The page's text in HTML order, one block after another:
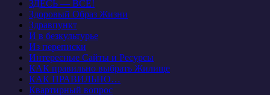
ЗДЕСЬ — ВСЁ!
Здоровый Образ Жизни
Здравпункт
И в безкультурье
Из переписки
Интересные Сайты и Ресурсы
КАК правильно выбрать Жилище
КАК ПРАВИЛЬНО…
Квартирный вопрос